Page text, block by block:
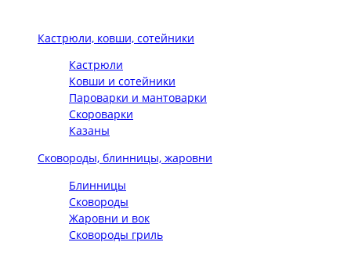
Кастрюли, ковши, сотейники
Кастрюли
Ковши и сотейники
Пароварки и мантоварки
Скороварки
Казаны
Сковороды, блинницы, жаровни
Блинницы
Сковороды
Жаровни и вок
Сковороды гриль